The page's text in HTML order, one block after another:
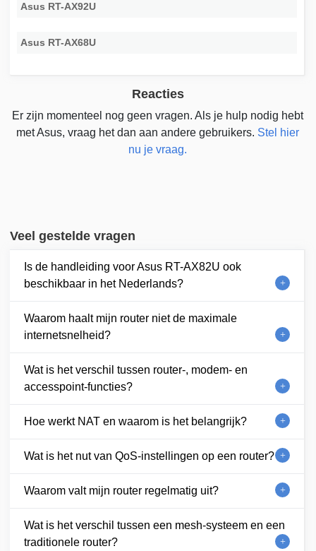
Asus RT-AX92U
Asus RT-AX68U
Reacties
Er zijn momenteel nog geen vragen. Als je hulp nodig hebt
met Asus, vraag het dan aan andere gebruikers. Stel hier
nu je vraag.
Veel gestelde vragen
Is de handleiding voor Asus RT-AX82U ook
beschikbaar in het Nederlands?
Waarom haalt mijn router niet de maximale
internetsnelheid?
Wat is het verschil tussen router-, modem- en
accesspoint-functies?
Hoe werkt NAT en waarom is het belangrijk?
Wat is het nut van QoS-instellingen op een router?
Waarom valt mijn router regelmatig uit?
Wat is het verschil tussen een mesh-systeem en een
traditionele router?